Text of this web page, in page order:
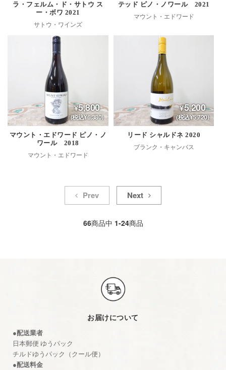
ラ・フェルム・ド・サトウ ス
ー・ボワ 2021
サトウ・ワインズ
テッド ピノ・ノワール 2021
マウント・エドワード
5,800
(税込¥6,380)
マウント・エドワード ピノ・ノ
ワール 2018
マウント・エドワード
5,200
(税込¥5,720)
リード シャルドネ 2020
ブランク・キャンバス
Prev Next
66商品中 1-24商品
お届けについて
●配送業者
日本郵便 ゆうパック
チルドゆうパック（クール便）
●配送料金